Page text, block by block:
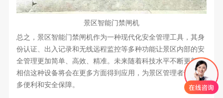
景区智能门禁闸机
总之，景区智能门禁闸机作为一种现代化安全管理工具，其身
份认证、出入记录和无线远程监控等多种功能让景区内部的安
全管理更加简单、高效、精准。未来随着科技水平不断更新，
相信这种设备将会在更多方面得到应用，为景区管理者带来更
多便利和安全保障。